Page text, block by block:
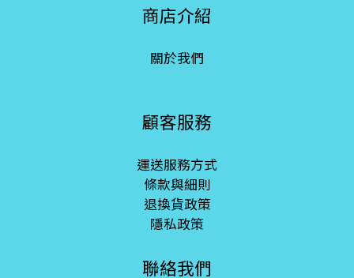
商店介紹
關於我們
顧客服務
運送服務方式
條款與細則
退換貨政策
隱私政策
聯絡我們